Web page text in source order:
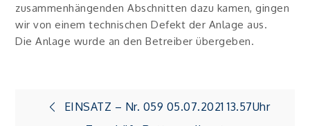
zusammenhängenden Abschnitten dazu kamen, gingen
wir von einem technischen Defekt der Anlage aus.
Die Anlage wurde an den Betreiber übergeben.
Beitragsnavigation
EINSATZ – Nr. 059 05.07.2021 13.57Uhr